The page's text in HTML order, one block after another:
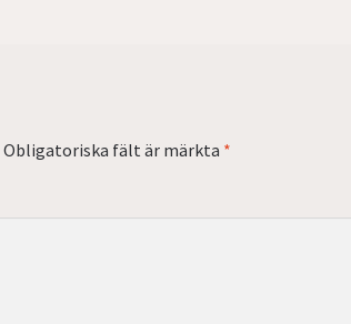
Obligatoriska fält är märkta *